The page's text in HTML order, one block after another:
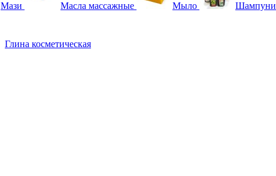
Мази Масла массажные Мыло Шампуни
Глина косметическая